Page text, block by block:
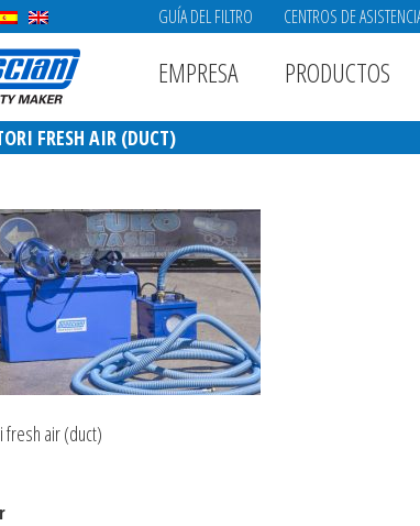
GUÍA DEL FILTRO CENTROS DE
EMPRESA PRODUCTOS
FRESH AIR (DUCT)
fresh air (duct)